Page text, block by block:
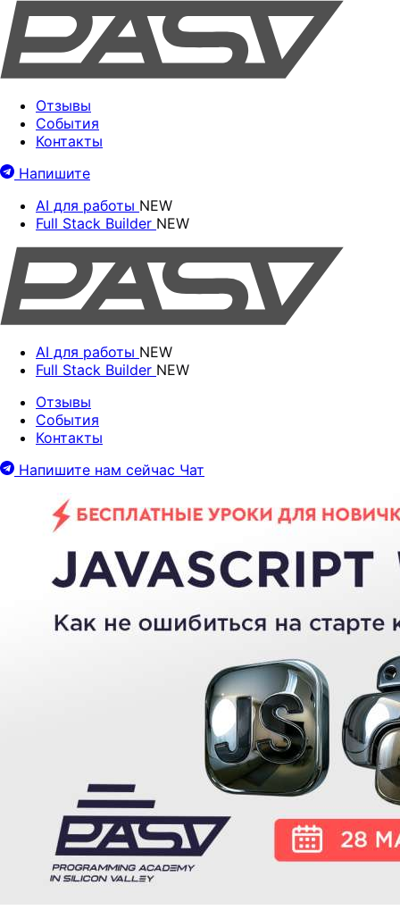
Отзывы
События
Контакты
Напишите
AI для работы NEW
Full Stack Builder NEW
AI для работы NEW
Full Stack Builder NEW
Отзывы
События
Контакты
Напишите нам сейчас Чат